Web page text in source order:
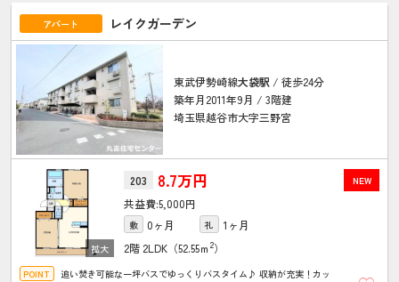
アパート
レイクガーデン
東武伊勢崎線大袋駅 / 徒歩24分
築年月2011年9月 / 3階建
埼玉県越谷市大字三野宮
NEW
203 8.7万円
5,000円
敷 0ヶ月 礼
1ヶ月
2階 2LDK（52.55ｍ 2）
追い焚き可能な一坪バスでゆっくりバスタイム♪ 収納が充実！カッ